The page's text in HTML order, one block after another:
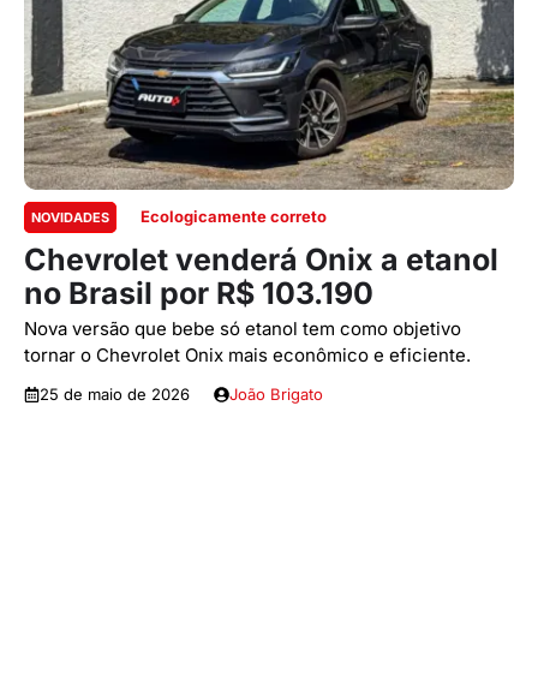
NOVIDADES Ecologicamente correto
Chevrolet venderá Onix a etanol
no Brasil por R$ 103.190
Nova versão que bebe só etanol tem como objetivo
tornar o Chevrolet Onix mais econômico e eficiente.
25 de maio de 2026 João Brigato